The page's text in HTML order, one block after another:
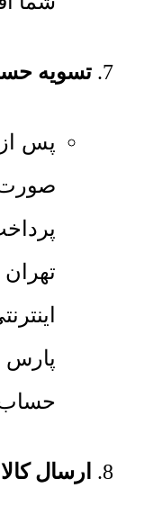
تسویه
پس
صورت
حساب
ارسال کالا